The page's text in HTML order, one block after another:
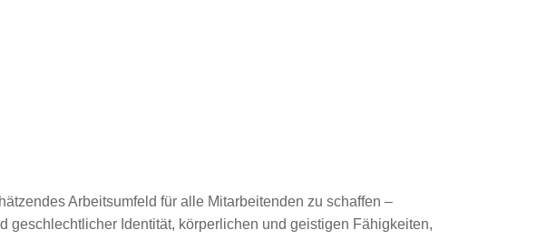
Arbeitsumfeld für alle Mitarbeitenden zu schaffen –
geschlechtlicher Identität, körperlichen und geistigen Fähigkeiten,